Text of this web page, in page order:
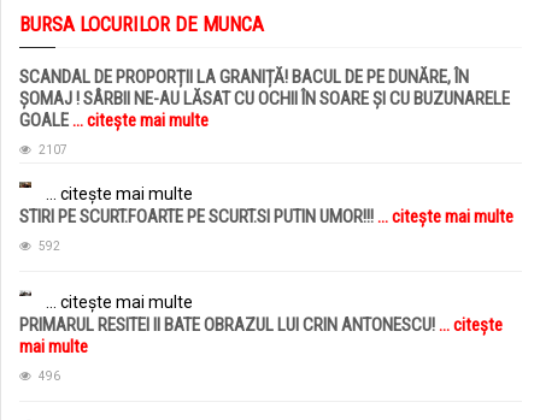
BURSA LOCURILOR DE MUNCA
SCANDAL DE PROPORȚII LA GRANIȚĂ! BACUL DE PE DUNĂRE, ÎN
ȘOMAJ ! SÂRBII NE-AU LĂSAT CU OCHII ÎN SOARE ȘI CU BUZUNARELE
GOALE... citește mai multe
2107
... citește mai multe
STIRI PE SCURT.FOARTE PE SCURT.SI PUTIN UMOR!!!... citește mai multe
592
... citește mai multe
PRIMARUL RESITEI II BATE OBRAZUL LUI CRIN ANTONESCU!... citește
mai multe
496